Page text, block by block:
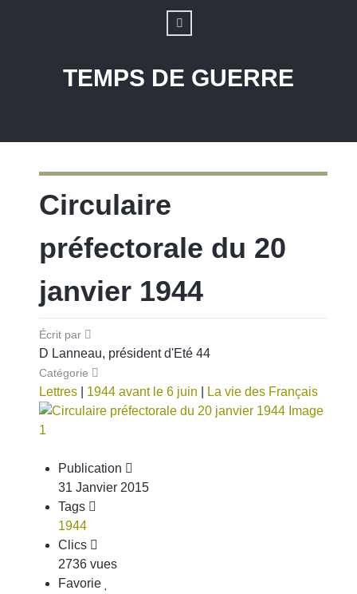
TEMPS DE GUERRE
Circulaire
préfectorale du 20
janvier 1944
Écrit par
D Lanneau, président d'Eté 44
Catégorie
Lettres 1944 avant le 6 juin La vie des Français
Publication
31 Janvier 2015
Tags
1944
Clics
2736 vues
Favorie